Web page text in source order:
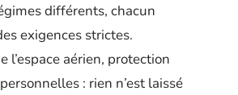
différents, chacun
exigences strictes.
l’espace aérien, protection
: rien n’est laissé